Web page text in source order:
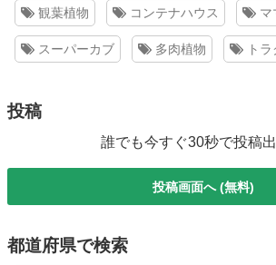
観葉植物 コンテナハウス マ
スーパーカブ 多肉植物 トラ
投稿
誰でも今すぐ30秒で投稿
投稿画面へ (無料)
都道府県で検索